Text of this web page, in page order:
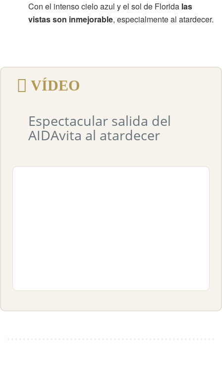
Con el intenso cielo azul y el sol de Florida las
vistas son inmejorable, especialmente al atardecer.
VÍDEO
Espectacular salida del
AIDAvita al atardecer